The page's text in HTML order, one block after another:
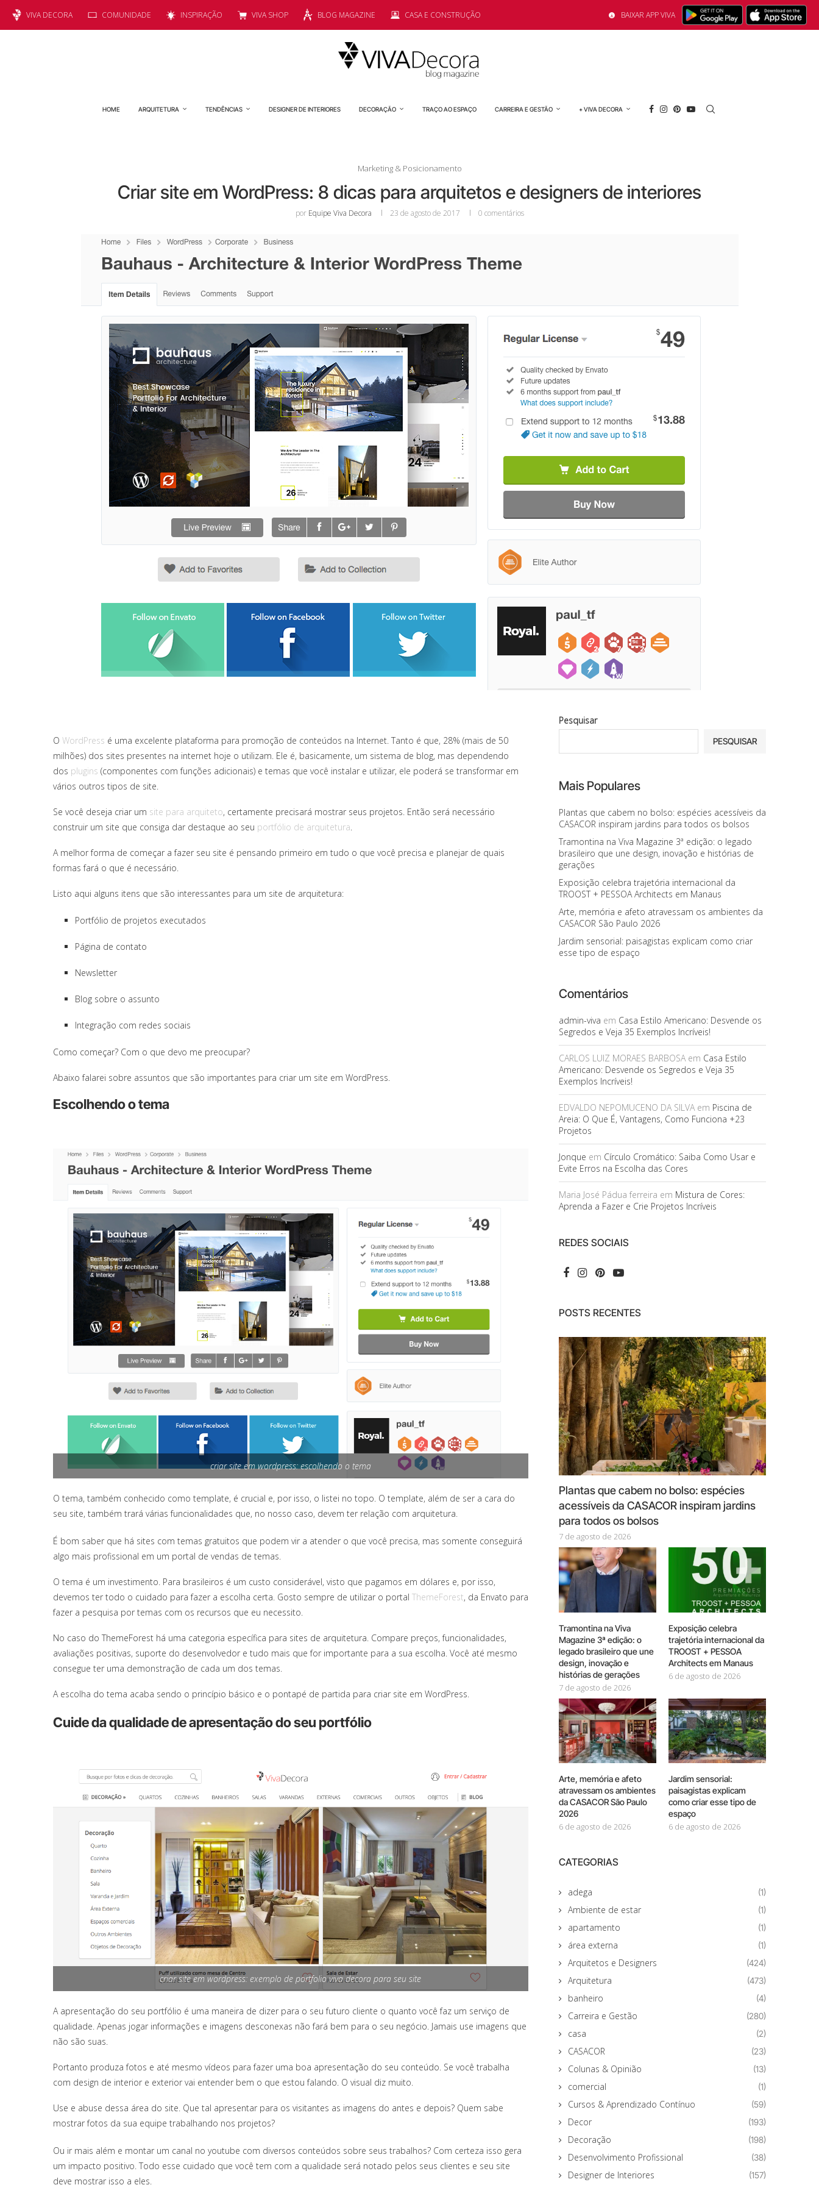
VIVA DECORA COMUNIDADE INSPIRAÇÃO VIVA SHOP BLOG MAGAZINE CASA E CONSTRUÇÃO BAIXAR APP VIVA
HOME ARQUITETURA TENDÊNCIAS DESIGNER DE INTERIORES DECORAÇÃO TRAÇO AO ESPAÇO CARREIRA E GESTÃO + VIVA DECORA
Marketing & Posicionamento
Criar site em WordPress: 8 dicas para arquitetos e designers de interiores
por Equipe Viva Decora 23 de agosto de 2017 0 comentários
O WordPress é uma excelente plataforma para promoção de conteúdos na Internet. Tanto é que, 28% (mais de 50
milhões) dos sites presentes na internet hoje o utilizam. Ele é, basicamente, um sistema de blog, mas dependendo
dos plugins (componentes com funções adicionais) e temas que você instalar e utilizar, ele poderá se transformar em
vários outros tipos de site.
Se você deseja criar um site para arquiteto, certamente precisará mostrar seus projetos. Então será necessário
construir um site que consiga dar destaque ao seu portfólio de arquitetura.
A melhor forma de começar a fazer seu site é pensando primeiro em tudo o que você precisa e planejar de quais
formas fará o que é necessário.
Listo aqui alguns itens que são interessantes para um site de arquitetura:
Portfólio de projetos executados
Página de contato
Newsletter
Blog sobre o assunto
Integração com redes sociais
Como começar? Com o que devo me preocupar?
Abaixo falarei sobre assuntos que são importantes para criar um site em WordPress.
Escolhendo o tema
criar site em wordpress: escolhendo o tema
O tema, também conhecido como template, é crucial e, por isso, o listei no topo. O template, além de ser a cara do
seu site, também trará várias funcionalidades que, no nosso caso, devem ter relação com arquitetura.
É bom saber que há sites com temas gratuitos que podem vir a atender o que você precisa, mas somente conseguirá
algo mais profissional em um portal de vendas de temas.
O tema é um investimento. Para brasileiros é um custo considerável, visto que pagamos em dólares e, por isso,
devemos ter todo o cuidado para fazer a escolha certa. Gosto sempre de utilizar o portal ThemeForest, da Envato para
fazer a pesquisa por temas com os recursos que eu necessito.
No caso do ThemeForest há uma categoria específica para sites de arquitetura. Compare preços, funcionalidades,
avaliações positivas, suporte do desenvolvedor e tudo mais que for importante para a sua escolha. Você até mesmo
consegue ter uma demonstração de cada um dos temas.
A escolha do tema acaba sendo o princípio básico e o pontapé de partida para criar site em WordPress.
Cuide da qualidade de apresentação do seu portfólio
criar site em wordpress: exemplo de portfolio viva decora para seu site
A apresentação do seu portfólio é uma maneira de dizer para o seu futuro cliente o quanto você faz um serviço de
qualidade. Apenas jogar informações e imagens desconexas não fará bem para o seu negócio. Jamais use imagens que
não são suas.
Portanto produza fotos e até mesmo vídeos para fazer uma boa apresentação do seu conteúdo. Se você trabalha
com design de interior e exterior vai entender bem o que estou falando. O visual diz muito.
Use e abuse dessa área do site. Que tal apresentar para os visitantes as imagens do antes e depois? Quem sabe
mostrar fotos da sua equipe trabalhando nos projetos?
Ou ir mais além e montar um canal no youtube com diversos conteúdos sobre seus trabalhos? Com certeza isso gera
um impacto positivo. Todo esse cuidado que você tem com a qualidade será notado pelos seus clientes e seu site
deve mostrar isso a eles.
Pesquisar
PESQUISAR
Mais Populares
Plantas que cabem no bolso: espécies acessíveis da
CASACOR inspiram jardins para todos os bolsos
Tramontina na Viva Magazine 3ª edição: o legado
brasileiro que une design, inovação e histórias de
gerações
Exposição celebra trajetória internacional da
TROOST + PESSOA Architects em Manaus
Arte, memória e afeto atravessam os ambientes da
CASACOR São Paulo 2026
Jardim sensorial: paisagistas explicam como criar
esse tipo de espaço
Comentários
admin-viva em Casa Estilo Americano: Desvende os
Segredos e Veja 35 Exemplos Incríveis!
CARLOS LUIZ MORAES BARBOSAem Casa Estilo
Americano: Desvende os Segredos e Veja 35
Exemplos Incríveis!
EDVALDO NEPOMUCENO DA SILVAem Piscina de
Areia: O Que É, Vantagens, Como Funciona +23
Projetos
Jonque em Círculo Cromático: Saiba Como Usar e
Evite Erros na Escolha das Cores
Maria José Pádua ferreira em Mistura de Cores:
Aprenda a Fazer e Crie Projetos Incríveis
REDES SOCIAIS
POSTS RECENTES
Plantas que cabem no bolso: espécies
acessíveis da CASACOR inspiram jardins
para todos os bolsos
7 de agosto de 2026
Tramontina na Viva
Magazine 3ª edição: o
legado brasileiro que une
design, inovação e
histórias de gerações
7 de agosto de 2026
Exposição celebra
trajetória internacional da
TROOST + PESSOA
Architects em Manaus
6 de agosto de 2026
Arte, memória e afeto
atravessam os ambientes
da CASACOR São Paulo
2026
6 de agosto de 2026
Jardim sensorial:
paisagistas explicam
como criar esse tipo de
espaço
6 de agosto de 2026
CATEGORIAS
adega (1)
Ambiente de estar (1)
apartamento (1)
área externa (1)
Arquitetos e Designers (424)
Arquitetura (473)
banheiro (4)
Carreira e Gestão (280)
casa (2)
CASACOR (23)
Colunas & Opinião (13)
comercial (1)
Cursos & Aprendizado Contínuo (59)
Decor (193)
Decoração (198)
Desenvolvimento Profissional (38)
Designer de Interiores (157)